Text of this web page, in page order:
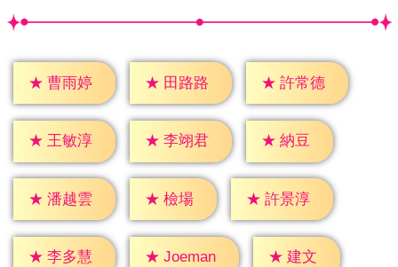
★ 曹雨婷 ★ 田路路 ★ 許常德
★ 王敏淳 ★ 李翊君 ★ 納豆
★ 潘越雲 ★ 檢場 ★ 許景淳
★ 李多慧 ★ Joeman ★ 建文